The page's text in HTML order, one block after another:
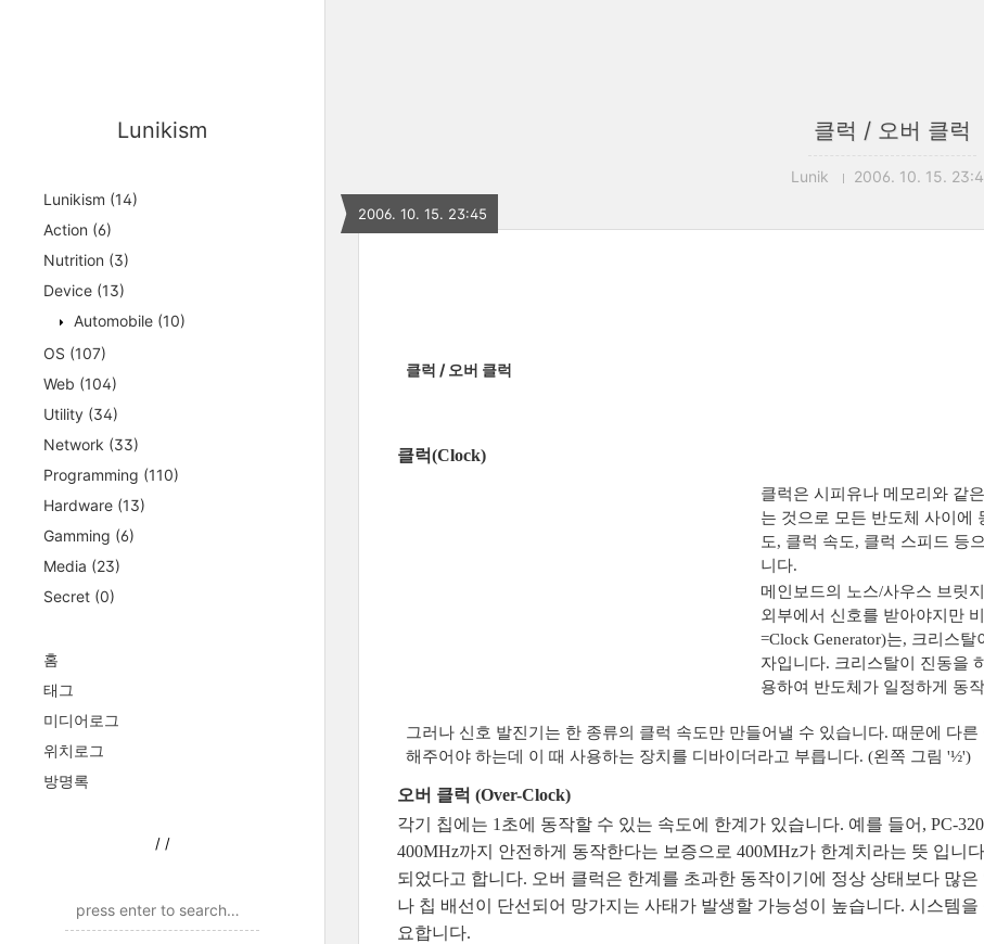
Lunikism
Lunikism (14)
Action (6)
Nutrition (3)
Device (13)
Automobile (10)
OS (107)
Web (104)
Utility (34)
Network (33)
Programming (110)
Hardware (13)
Gamming (6)
Media (23)
Secret (0)
홈
태그
미디어로그
위치로그
방명록
/ /
클럭 / 오버 클럭
Lunik 2006. 10. 15.
2006. 10. 15. 23:45
클럭 / 오버 클럭
클럭(Clock)
클럭은 시피유나 메모리와 같
는 것으로 모든 반도체 사이에
도, 클럭 속도, 클럭 스피드 등
니다.
메인보드의 노스/사우스 브릿
외부에서 신호를 받아야지만
=Clock Generator)는, 크리스
자입니다. 크리스탈이 진동을
용하여 반도체가 일정하게 동
그러나 신호 발진기는 한 종류의 클럭 속도만 만들어낼 수 있습니다. 때문에 다
해주어야 하는데 이 때 사용하는 장치를 디바이더라고 부릅니다. (왼쪽 그림 '½')
오버 클럭 (Over-Clock)
각기 칩에는 1초에 동작할 수 있는 속도에 한계가 있습니다. 예를 들어, PC-
400MHz까지 안전하게 동작한다는 보증으로 400MHz가 한계치라는 뜻 입니
되었다고 합니다. 오버 클럭은 한계를 초과한 동작이기에 정상 상태보다 많
나 칩 배선이 단선되어 망가지는 사태가 발생할 가능성이 높습니다. 시스템
요합니다.